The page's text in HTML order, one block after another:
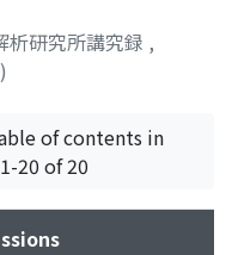
析研究所講究録 ,
)
of contents in
20 of 20